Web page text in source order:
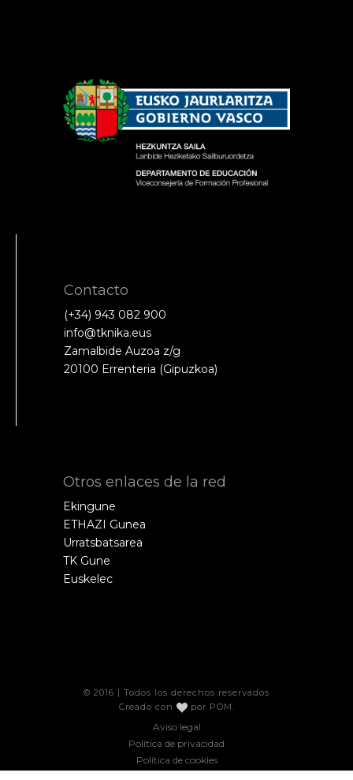
Contacto
(+34) 943 082 900
info@tknika.eus
Zamalbide Auzoa z/g
20100 Errenteria (Gipuzkoa)
Otros enlaces de la red
Ekingune
ETHAZI Gunea
Urratsbatsarea
TK Gune
Euskelec
© 2016 | Todos los derechos reservados
Creado con
por POM
Aviso legal
Política de privacidad
Política de cookies